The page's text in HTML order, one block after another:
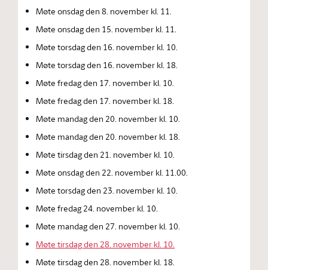
Møte onsdag den 8. november kl. 11.
Møte onsdag den 15. november kl. 11.
Møte torsdag den 16. november kl. 10.
Møte torsdag den 16. november kl. 18.
Møte fredag den 17. november kl. 10.
Møte fredag den 17. november kl. 18.
Møte mandag den 20. november kl. 10.
Møte mandag den 20. november kl. 18.
Møte tirsdag den 21. november kl. 10.
Møte onsdag den 22. november kl. 11.00.
Møte torsdag den 23. november kl. 10.
Møte fredag 24. november kl. 10.
Møte mandag den 27. november kl. 10.
Møte tirsdag den 28. november kl. 10.
Møte tirsdag den 28. november kl. 18.